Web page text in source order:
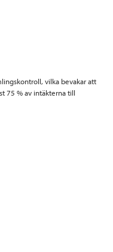
vilka bevakar att
75 % av intäkterna till